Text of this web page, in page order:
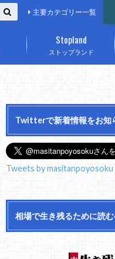
主要カテゴリー一覧
ストップランド
Stopland
Twitterで新着情報をお知
Tweets by masitanpoyosoku
相場で生き残るために読